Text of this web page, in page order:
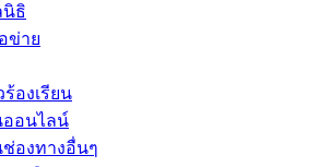
นิธิ
ข่าย
ร้องเรียน
ออนไลน์
ช่องทางอื่นๆ